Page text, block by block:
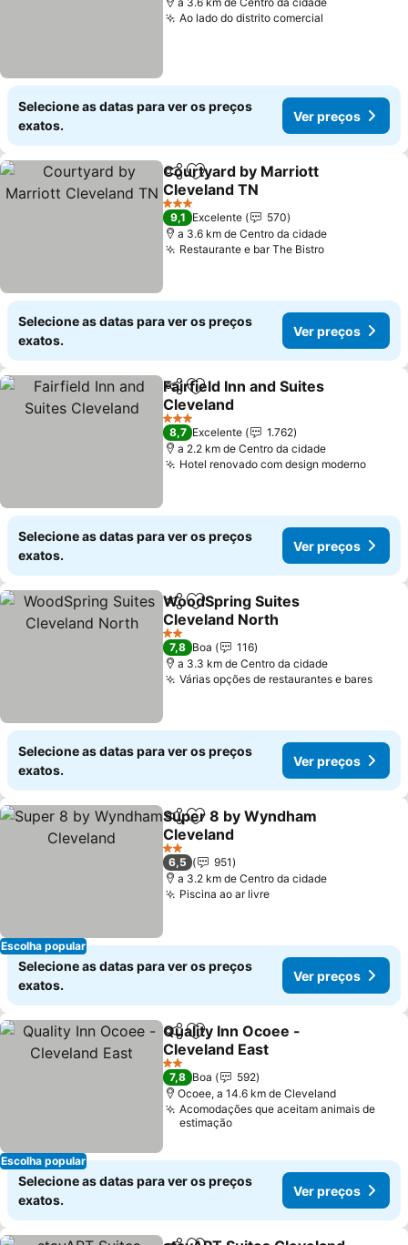
Ao lado do distrito comercial
Selecione as datas para ver os preços
exatos.
Ver preços
PartilharAdicionar aos favoritos
Courtyard by Marriott
Cleveland TN
3 Estrelas
9,1 Excelente
570
a 3.6 km de Centro da cidade
Restaurante e bar The Bistro
Selecione as datas para ver os preços
exatos.
Ver preços
PartilharAdicionar aos favoritos
Fairfield Inn and Suites
Cleveland
3 Estrelas
8,7 Excelente
1.762
a 2.2 km de Centro da cidade
Hotel renovado com design moderno
Selecione as datas para ver os preços
exatos.
Ver preços
PartilharAdicionar aos favoritos
WoodSpring Suites
Cleveland North
2 Estrelas
7,8 Boa
116
a 3.3 km de Centro da cidade
Várias opções de restaurantes e bares
Selecione as datas para ver os preços
exatos.
Ver preços
Escolha popular
PartilharAdicionar aos favoritos
Super 8 by Wyndham
Cleveland
2 Estrelas
6,5
951
a 3.2 km de Centro da cidade
Piscina ao ar livre
Selecione as datas para ver os preços
exatos.
Ver preços
Escolha popular
PartilharAdicionar aos favoritos
Quality Inn Ocoee -
Cleveland East
2 Estrelas
7,8 Boa
592
Ocoee, a 14.6 km de Cleveland
Acomodações que aceitam animais de
estimação
Selecione as datas para ver os preços
exatos.
Ver preços